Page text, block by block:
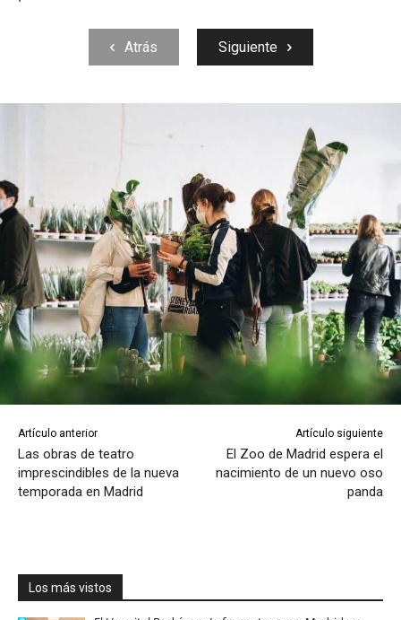
Atrás Siguiente
Artículo anterior
Las obras de teatro
imprescindibles de la nueva
temporada en Madrid
Artículo siguiente
El Zoo de Madrid espera el
nacimiento de un nuevo oso
panda
Los más vistos